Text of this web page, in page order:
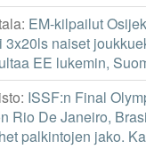
: EM-kilpailut
3x20ls naiset
EE lukemin,
: ISSF:n Final
Rio De Janeiro,
palkintojen jako.